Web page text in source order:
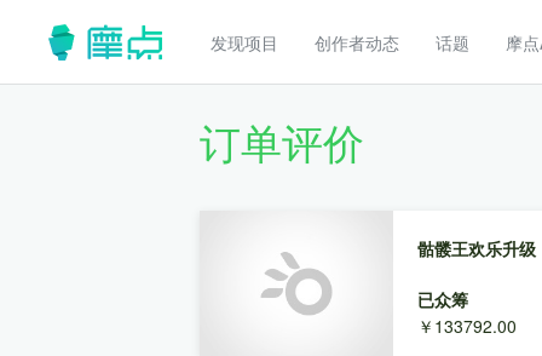
发现项目 创作者动态 话题 摩
订单评价
骷髅王欢乐升
已众筹
￥133792.00